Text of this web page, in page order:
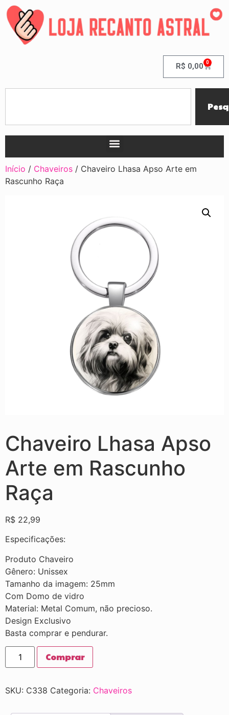
R$ 0,00 0
Início / Chaveiros / Chaveiro Lhasa Apso Arte em
Rascunho Raça
Chaveiro Lhasa Apso
Arte em Rascunho
Raça
R$ 22,99
Especificações:
Produto Chaveiro
Gênero: Unissex
Tamanho da imagem: 25mm
Com Domo de vidro
Material: Metal Comum, não precioso.
Design Exclusivo
Basta comprar e pendurar.
Comprar
SKU: C338 Categoria: Chaveiros